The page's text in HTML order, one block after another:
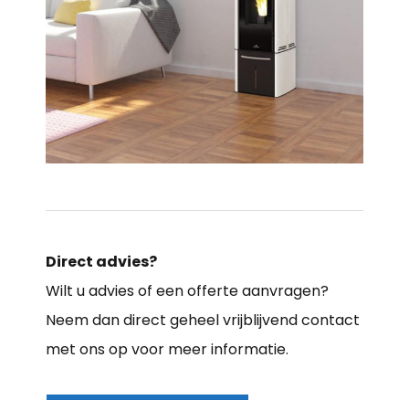
Direct advies?
Wilt u advies of een offerte aanvragen?
Neem dan direct geheel vrijblijvend contact
met ons op voor meer informatie.